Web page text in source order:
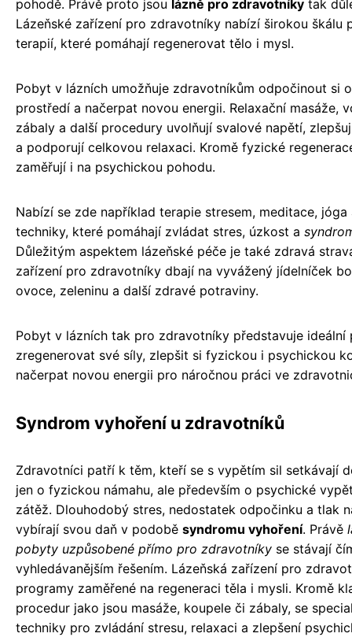
pohodě. Právě proto jsou lázně pro zdravotníky tak
Lázeňské zařízení pro zdravotníky nabízí širokou škálu
terapií, které pomáhají regenerovat tělo i mysl.
Pobyt v lázních umožňuje zdravotníkům odpočinout si
prostředí a načerpat novou energii. Relaxační masáže,
zábaly a další procedury uvolňují svalové napětí,
a podporují celkovou relaxaci. Kromě fyzické
zaměřují i na psychickou pohodu.
Nabízí se zde například terapie stresem, meditace, jóga
techniky, které pomáhají zvládat stres, úzkost a
Důležitým aspektem lázeňské péče je také zdravá
zařízení pro zdravotníky dbají na vyvážený jídelníček
ovoce, zeleninu a další zdravé potraviny.
Pobyt v lázních tak pro zdravotníky představuje ideální
zregenerovat své síly, zlepšit si fyzickou i psychickou
načerpat novou energii pro náročnou práci ve
Syndrom vyhoření u zdravotníků
Zdravotníci patří k těm, kteří se s vypětím sil setkávají
jen o fyzickou námahu, ale především o psychické
zátěž. Dlouhodobý stres, nedostatek odpočinku a tlak
vybírají svou daň v podobě syndromu vyhoření. Právě
pobyty uzpůsobené přímo pro zdravotníky se stávají
vyhledávanějším řešením. Lázeňská zařízení pro
programy zaměřené na regeneraci těla i mysli. Kromě
procedur jako jsou masáže, koupele či zábaly, se
techniky pro zvládání stresu, relaxaci a zlepšení